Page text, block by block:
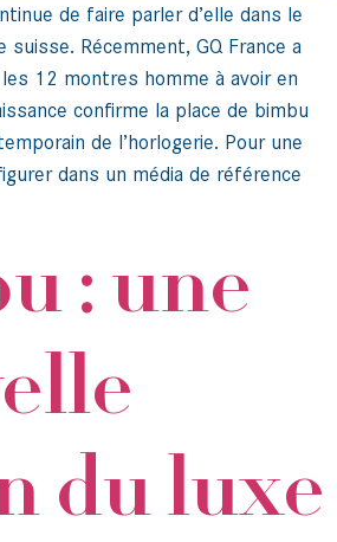
de faire parler d’elle dans le
suisse. Récemment, GQ France a
12 montres homme à avoir en
confirme la place de bimbu
de l’horlogerie. Pour une
dans un média de référence
: une
du luxe